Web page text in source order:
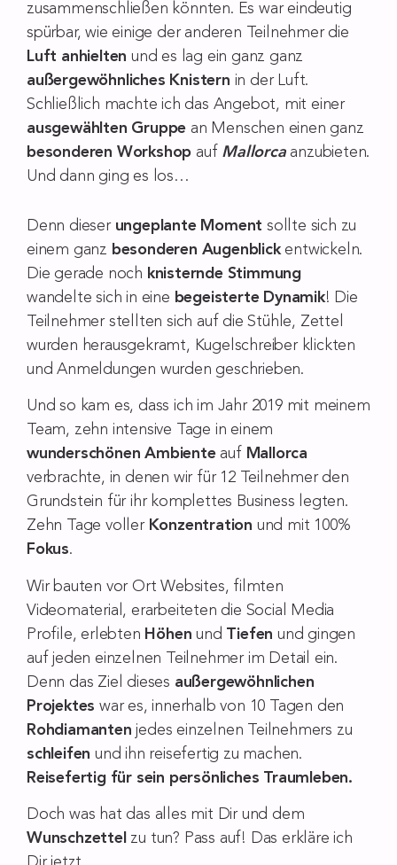
zusammenschließen könnten. Es war eindeutig
spürbar, wie einige der anderen Teilnehmer die
Luft anhielten und es lag ein ganz ganz
außergewöhnliches Knistern in der Luft.
Schließlich machte ich das Angebot, mit einer
ausgewählten Gruppe an Menschen einen ganz
besonderen Workshop auf Mallorcaanzubieten.
Und dann ging es los…
Denn dieser ungeplante Moment sollte sich zu
einem ganz besonderen Augenblickentwickeln.
Die gerade noch knisternde Stimmung
wandelte sich in eine begeisterte Dynamik! Die
Teilnehmer stellten sich auf die Stühle, Zettel
wurden herausgekramt, Kugelschreiber klickten
und Anmeldungen wurden geschrieben.
Und so kam es, dass ich im Jahr 2019 mit meinem
Team, zehn intensive Tage in einem
wunderschönen Ambienteauf Mallorca
verbrachte, in denen wir für 12 Teilnehmer den
Grundstein für ihr komplettes Business legten.
Zehn Tage voller Konzentration und mit 100%
Fokus.
Wir bauten vor Ort Websites, filmten
Videomaterial, erarbeiteten die Social Media
Profile, erlebten Höhen und Tiefen und gingen
auf jeden einzelnen Teilnehmer im Detail ein.
Denn das Ziel dieses außergewöhnlichen
Projektes war es, innerhalb von 10 Tagen den
Rohdiamanten jedes einzelnen Teilnehmers zu
schleifen und ihn reisefertig zu machen.
Reisefertig für sein persönliches Traumleben.
Doch was hat das alles mit Dir und dem
Wunschzettel zu tun? Pass auf! Das erkläre ich